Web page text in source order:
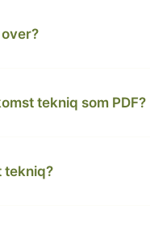
tekniq som PDF?
tekniq?